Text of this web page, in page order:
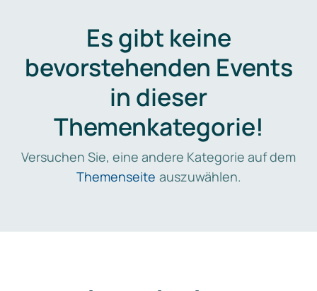
Es gibt keine
bevorstehenden Events
in dieser
Themenkategorie!
Versuchen Sie, eine andere Kategorie auf dem
Themenseite auszuwählen.